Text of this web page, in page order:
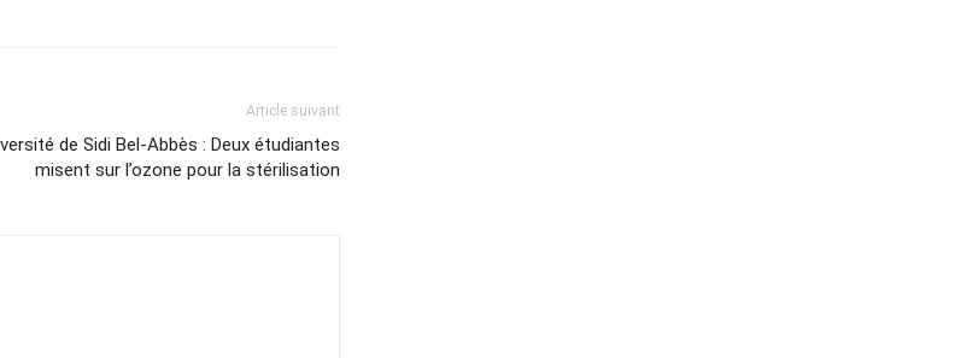
Article suivant
de Sidi Bel-Abbès : Deux étudiantes
misent sur l’ozone pour la stérilisation